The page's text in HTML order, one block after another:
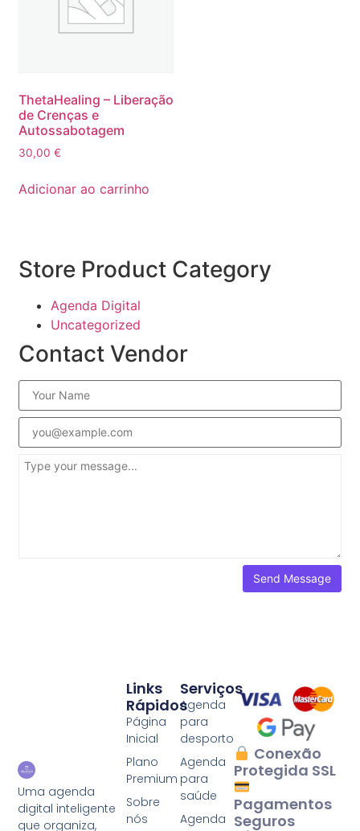
Store Product Category
Agenda Digital
Uncategorized
Contact Vendor
ThetaHealing – Liberação
de Crenças e
Autossabotagem
30,00 €
Adicionar ao carrinho
Uma agenda
digital inteligente
que organiza,
Serviços
Agenda
para
desporto
Agenda
para
saúde
Agenda
Links
Rápidos
Página
Inicial
Plano
Premium
Sobre
nós
Conexão
Protegida SSL
Pagamentos
Seguros